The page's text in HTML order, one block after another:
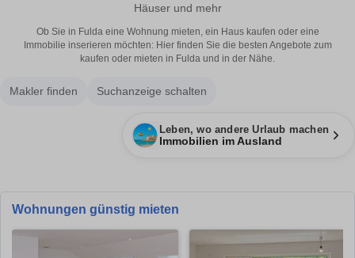
Häuser und mehr
Ob Sie in Fulda eine Wohnung mieten, ein Haus kaufen oder eine
Immobilie inserieren möchten: Hier finden Sie die besten Angebote zum
kaufen oder mieten in Fulda und in der Nähe.
Makler finden Suchanzeige schalten
Leben, wo andere Urlaub machen
Immobilien im Ausland
Wohnungen günstig mieten